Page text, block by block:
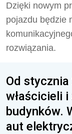
Dzięki nowym
pojazdu będzie
rozwiązania.
Od
właścicieli
budynków.
aut